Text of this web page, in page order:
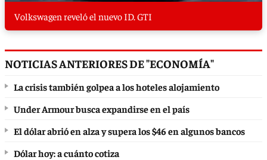
Volkswagen reveló el nuevo ID. GTI
NOTICIAS ANTERIORES DE "ECONOMÍA"
La crisis también golpea a los hoteles alojamiento
Under Armour busca expandirse en el país
El dólar abrió en alza y supera los $46 en algunos bancos
Dólar hoy: a cuánto cotiza